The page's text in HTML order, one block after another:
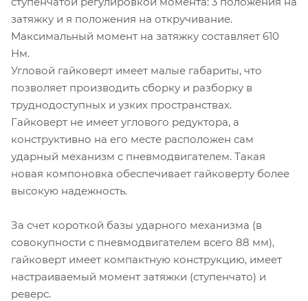
затяжку и я положения на откручивание .
Максимальный момент на затяжку составляет 610
Нм.
Угловой гайковерт имеет малые габариты, что
позволяет производить сборку и разборку в
труднодоступных и узких пространствах.
Гайковерт не имеет углового редуктора, а
конструктивно на его месте расположен сам
ударный механизм с пневмодвигателем. Такая
новая компоновка обеспечивает гайковерту более
высокую надежность.
За счет короткой базы ударного механизма (в
совокупности с пневмодвигателем всего 88 мм) ,
гайковерт имеет компактную конструкцию, имеет
настраиваемый момент затяжки (ступенчато) и
реверс.